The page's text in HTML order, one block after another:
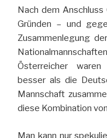
Nach dem
Gründen – und
Zusammenlegung
Österreicher waren
besser als die
Mannschaft
diese Kombination
Man kann nur